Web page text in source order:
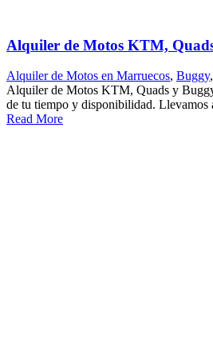
Alquiler de Motos KTM,
Alquiler de Motos en Marruecos, Buggy,
Alquiler de Motos KTM, Quads y Buggy
de tu tiempo y disponibilidad. Llevamos
Read More